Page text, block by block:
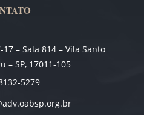
– Sala 814 – Vila Santo
– SP, 17011-105
5279